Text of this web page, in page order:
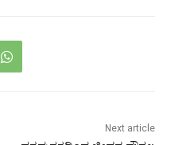
Next article